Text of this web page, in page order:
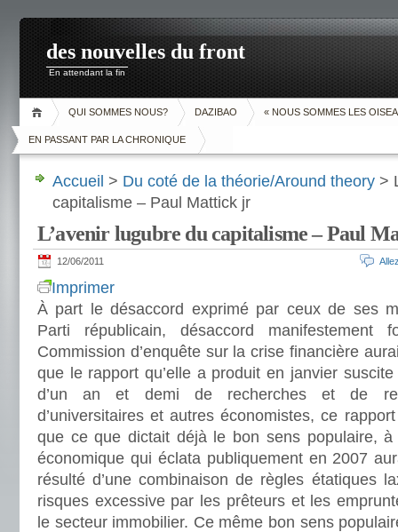
des nouvelles du front
En attendant la fin
QUI SOMMES NOUS? DAZIBAO « NOUS SOMMES LES
EN PASSANT PAR LA CHRONIQUE
Accueil > Du coté de la théorie/Around theory >
capitalisme – Paul Mattick jr
L’avenir lugubre du capitalisme – Paul
12/06/2011
Imprimer
À part le désaccord exprimé par ceux de ses
Parti républicain, désaccord
Commission d’enquête sur la crise financière
que le rapport qu’elle a produit en janvier
d’un an et demi de recherches et de
d’universitaires et autres économistes, ce
que ce que dictait déjà le bon sens populaire,
économique qui éclata publiquement en 2007
résulté d’une combinaison de règles étatiques
risques excessive par les prêteurs et les
le secteur immobilier. Ce même bon sens